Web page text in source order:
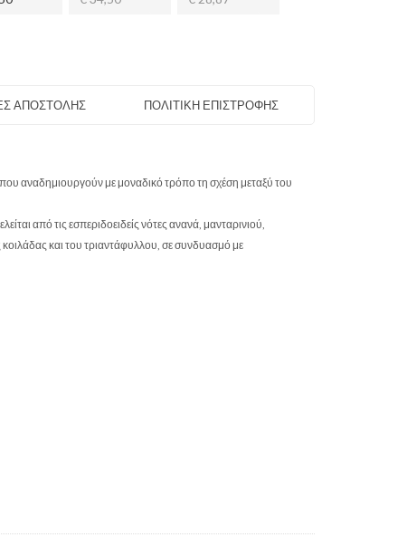
ΑΠΟΣΤΟΛΗΣ ΠΟΛΙΤΙΚΗ ΕΠΙΣΤΡΟΦΗΣ
αναδημιουργούν με μοναδικό τρόπο τη σχέση μεταξύ του
από τις εσπεριδοειδείς νότες ανανά, μανταρινιού,
και του τριαντάφυλλου, σε συνδυασμό με